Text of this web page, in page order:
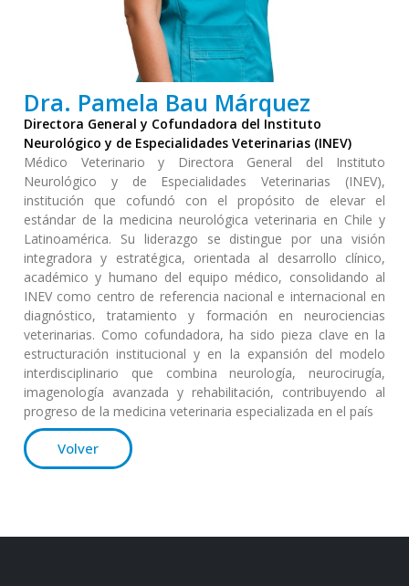
Dra. Pamela Bau Márquez
Directora General y Cofundadora del Instituto
Neurológico y de Especialidades Veterinarias (INEV)
Médico Veterinario y Directora General del Instituto
Neurológico y de Especialidades Veterinarias (INEV),
institución que cofundó con el propósito de elevar el
estándar de la medicina neurológica veterinaria en Chile y
Latinoamérica. Su liderazgo se distingue por una visión
integradora y estratégica, orientada al desarrollo clínico,
académico y humano del equipo médico, consolidando al
INEV como centro de referencia nacional e internacional en
diagnóstico, tratamiento y formación en neurociencias
veterinarias. Como cofundadora, ha sido pieza clave en la
estructuración institucional y en la expansión del modelo
interdisciplinario que combina neurología, neurocirugía,
imagenología avanzada y rehabilitación, contribuyendo al
progreso de la medicina veterinaria especializada en el país
Volver